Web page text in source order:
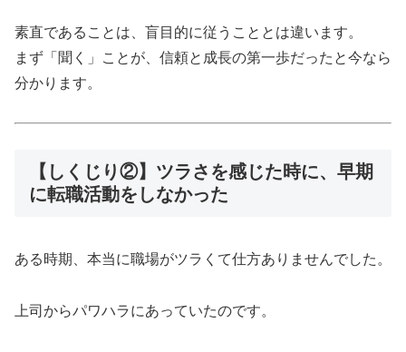
素直であることは、盲目的に従うこととは違います。
まず「聞く」ことが、信頼と成長の第一歩だったと今なら
分かります。
【しくじり②】ツラさを感じた時に、早期
に転職活動をしなかった
ある時期、本当に職場がツラくて仕方ありませんでした。
上司からパワハラにあっていたのです。